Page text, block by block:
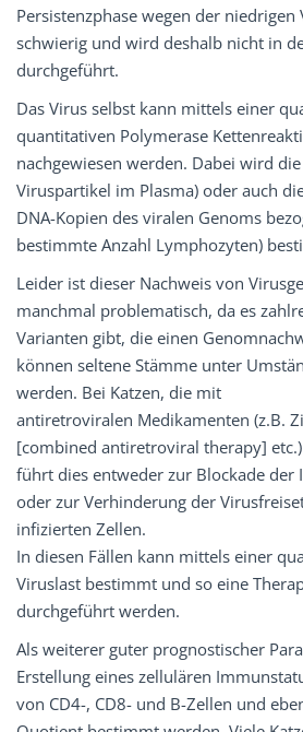
Persistenzphase wegen der
schwierig und wird deshalb nicht in
durchgeführt.
Das Virus selbst kann mittels einer
quantitativen Polymerase
nachgewiesen werden. Dabei wird
Viruspartikel im Plasma) oder auch
DNA-Kopien des viralen Genoms
bestimmte Anzahl Lymphozyten)
Leider ist dieser Nachweis von
manchmal problematisch, da es
Varianten gibt, die einen
können seltene Stämme unter
werden. Bei Katzen, die mit
antiretroviralen Medikamenten (z.B.
[combined antiretroviral therapy]
führt dies entweder zur Blockade der
oder zur Verhinderung der
infizierten Zellen.
In diesen Fällen kann mittels einer
Viruslast bestimmt und so eine
durchgeführt werden.
Als weiterer guter prognostischer
Erstellung eines zellulären
von CD4-, CD8- und B-Zellen und